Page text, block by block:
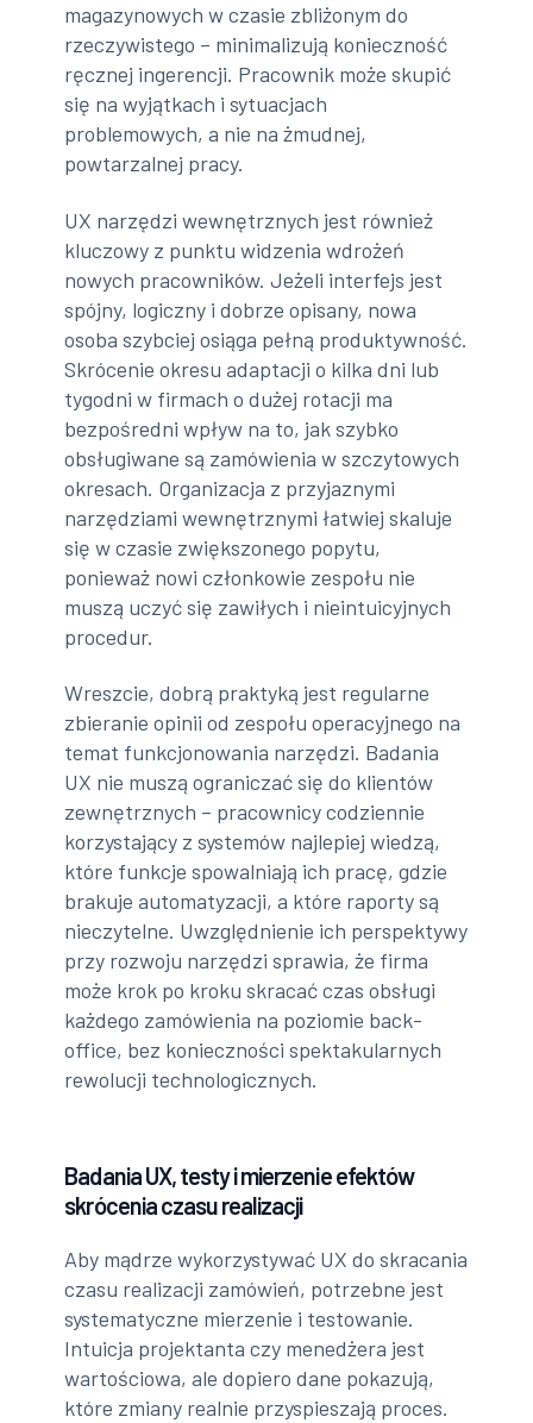
magazynowych w czasie zbliżonym do
rzeczywistego – minimalizują konieczność
ręcznej ingerencji. Pracownik może skupić
się na wyjątkach i sytuacjach
problemowych, a nie na żmudnej,
powtarzalnej pracy.
UX narzędzi wewnętrznych jest również
kluczowy z punktu widzenia wdrożeń
nowych pracowników. Jeżeli interfejs jest
spójny, logiczny i dobrze opisany, nowa
osoba szybciej osiąga pełną produktywność.
Skrócenie okresu adaptacji o kilka dni lub
tygodni w firmach o dużej rotacji ma
bezpośredni wpływ na to, jak szybko
obsługiwane są zamówienia w szczytowych
okresach. Organizacja z przyjaznymi
narzędziami wewnętrznymi łatwiej skaluje
się w czasie zwiększonego popytu,
ponieważ nowi członkowie zespołu nie
muszą uczyć się zawiłych i nieintuicyjnych
procedur.
Wreszcie, dobrą praktyką jest regularne
zbieranie opinii od zespołu operacyjnego na
temat funkcjonowania narzędzi. Badania
UX nie muszą ograniczać się do klientów
zewnętrznych – pracownicy codziennie
korzystający z systemów najlepiej wiedzą,
które funkcje spowalniają ich pracę, gdzie
brakuje automatyzacji, a które raporty są
nieczytelne. Uwzględnienie ich perspektywy
przy rozwoju narzędzi sprawia, że firma
może krok po kroku skracać czas obsługi
każdego zamówienia na poziomie back-
office, bez konieczności spektakularnych
rewolucji technologicznych.
Badania UX, testy i mierzenie efektów
skrócenia czasu realizacji
Aby mądrze wykorzystywać UX do skracania
czasu realizacji zamówień, potrzebne jest
systematyczne mierzenie i testowanie.
Intuicja projektanta czy menedżera jest
wartościowa, ale dopiero dane pokazują,
które zmiany realnie przyspieszają proces.